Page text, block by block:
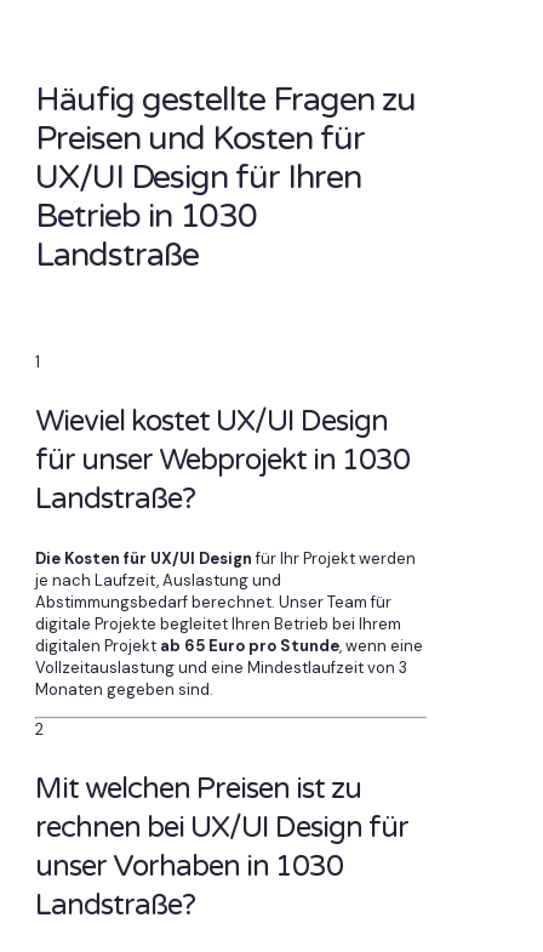
Häufig gestellte Fragen zu
Preisen und Kosten für
UX/UI Design für Ihren
Betrieb in 1030
Landstraße
1
Wieviel kostet UX/UI Design
für unser Webprojekt in 1030
Landstraße?
Die Kosten für UX/UI Designfür Ihr Projekt werden
je nach Laufzeit, Auslastung und
Abstimmungsbedarf berechnet. Unser Team für
digitale Projekte begleitet Ihren Betrieb bei Ihrem
digitalen Projekt ab 65 Euro pro Stunde, wenn eine
Vollzeitauslastung und eine Mindestlaufzeit von 3
Monaten gegeben sind.
2
Mit welchen Preisen ist zu
rechnen bei UX/UI Design für
unser Vorhaben in 1030
Landstraße?